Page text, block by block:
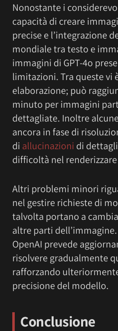
Nonostante i
capacità di creare
precise e l’integrazione
mondiale tra testo e
immagini di GPT-4o
limitazioni. Tra queste vi
elaborazione; può
minuto per immagini
dettagliate. Inoltre
ancora in fase di
di allucinazioni di
difficoltà nel
Altri problemi minori
nel gestire richieste di
talvolta portano a
altre parti
OpenAI prevede
risolvere gradualmente
rafforzando
precisione del modello.
Conclusione